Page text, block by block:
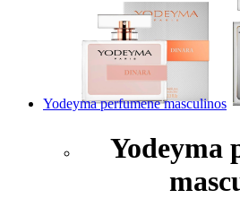
Yodeyma perfumene masculinos
Yodeyma